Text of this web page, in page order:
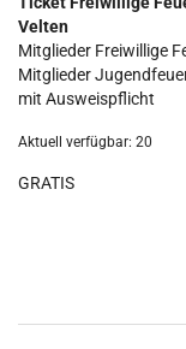
Velten
Mitglieder Freiwillige
Mitglieder
mit Ausweispflicht
Aktuell verfügbar: 20
GRATIS